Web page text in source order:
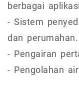
berbagai
- Sistem
dan perumahan.
- Pengairan
- Pengolahan